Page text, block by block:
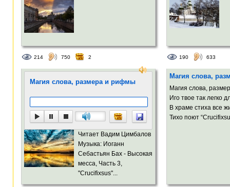
214 750 2 190 633
Магия слова, размера и рифмы
Читает Вадим Цимбалов
Музыка: Иоганн
Себастьян Бах - Высокая
месса, Часть 3,
"Crucifixsus"...
Магия слова,
Магия слова,
Иго твое так легко
В храме стиха все
Тихо поют